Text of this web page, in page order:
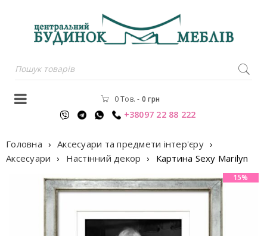
0 Тов. - 0грн
+38097 22 88 222
Головна › Аксесуари та предмети інтер'єру ›
Аксесуари › Настінний декор › Картина Sexy Marilyn
15%